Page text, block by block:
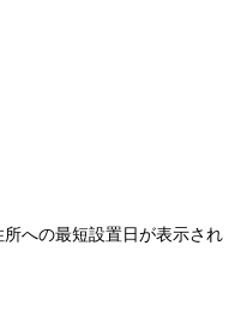
への最短設置日が表示され